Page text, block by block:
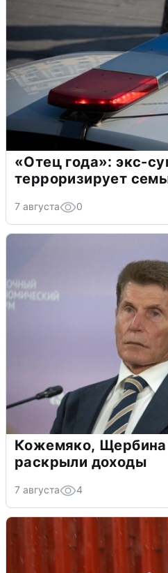
«Отец года»: экс-
терроризирует
7 августа 0
Кожемяко, Щербина
раскрыли доходы
7 августа 4